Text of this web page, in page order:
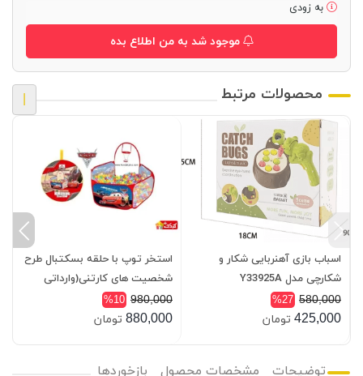
به زودی
موجود شد به من اطلاع بده
محصولات مرتبط
اسباب بازی آهنربایی شکار و
شکارچی مدل Y33925A
580,000
%27
425,000 تومان
استخر توپ با حلقه بسکتبال طرح
شخصیت های کارتنی(وارداتی
اصلی)
980,000
%10
880,000 تومان
توضیحات مشخصات محصول بازخوردها